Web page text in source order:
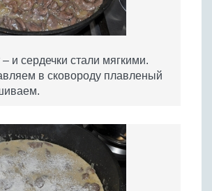
и сердечки стали мягкими.
в сковороду плавленый